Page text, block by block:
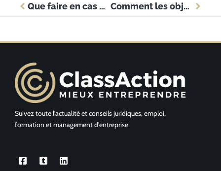
Que faire en cas d’obligation de quitter le territoire français (OQTF) ? Comment les objets publicitaires permettent-ils aux entreprises de se démarquer?
Suivez toute l’actualité et conseils juridiques, emploi,
formation et management d’entreprise